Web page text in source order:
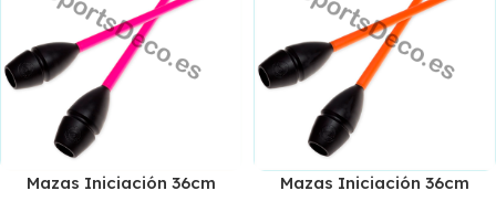
Mazas Iniciación 36cm
Mazas Iniciación 36cm